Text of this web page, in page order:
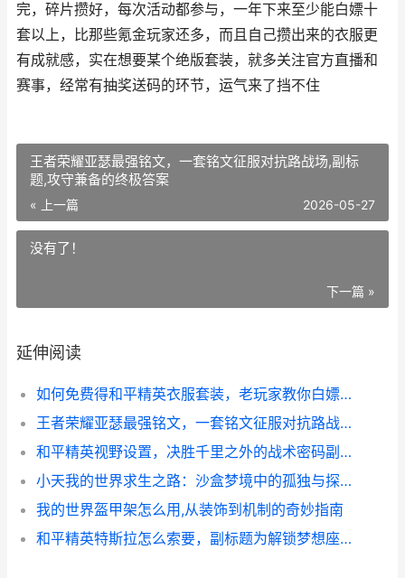
完，碎片攒好，每次活动都参与，一年下来至少能白嫖十
套以上，比那些氪金玩家还多，而且自己攒出来的衣服更
有成就感，实在想要某个绝版套装，就多关注官方直播和
赛事，经常有抽奖送码的环节，运气来了挡不住
王者荣耀亚瑟最强铭文，一套铭文征服对抗路战场,副标
题,攻守兼备的终极答案
« 上一篇 2026-05-27
没有了！
下一篇 »
延伸阅读
如何免费得和平精英衣服套装，老玩家教你白嫖攻略
王者荣耀亚瑟最强铭文，一套铭文征服对抗路战场,副标题,攻守兼备的终极答案
和平精英视野设置，决胜千里之外的战术密码副标题
小天我的世界求生之路：沙盒梦境中的孤独与探索之歌
我的世界盔甲架怎么用,从装饰到机制的奇妙指南
和平精英特斯拉怎么索要，副标题为解锁梦想座驾的实战指南